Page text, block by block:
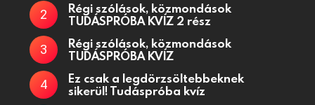
Régi szólások, közmondások
TUDÁSPRÓBA KVÍZ 2 rész
Régi szólások, közmondások
TUDÁSPRÓBA KVÍZ
Ez csak a legdörzsöltebbeknek
sikerül! Tudáspróba kvíz